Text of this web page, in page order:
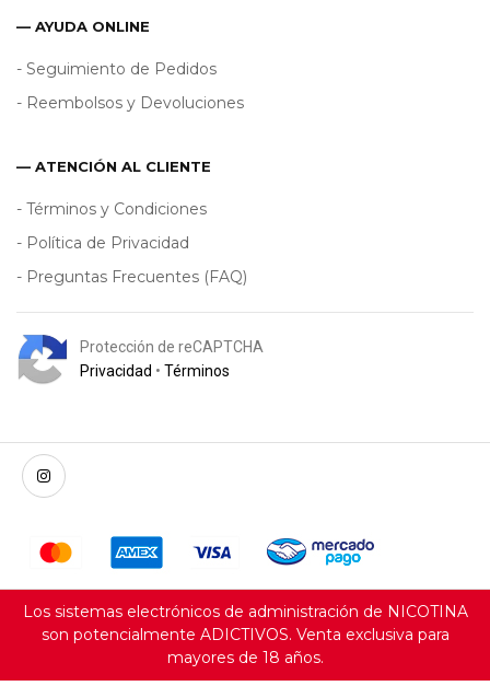
— AYUDA ONLINE
- Seguimiento de Pedidos
- Reembolsos y Devoluciones
— ATENCIÓN AL CLIENTE
- Términos y Condiciones
- Política de Privacidad
- Preguntas Frecuentes (FAQ)
Protección de reCAPTCHA
Privacidad • Términos
Los sistemas electrónicos de administración de NICOTINA
son potencialmente ADICTIVOS. Venta exclusiva para
mayores de 18 años.